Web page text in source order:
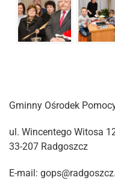
Gminny Ośrodek
ul. Wincentego Witosa
33-207 Radgoszcz
E-mail: